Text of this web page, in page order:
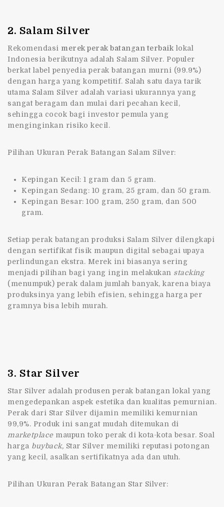
2. Salam Silver
Rekomendasi merek perak batangan terbaik lokal
Indonesia berikutnya adalah Salam Silver. Populer
berkat label penyedia perak batangan murni (99.9%)
dengan harga yang kompetitif. Salah satu daya tarik
utama Salam Silver adalah variasi ukurannya yang
sangat beragam dan mulai dari pecahan kecil,
sehingga cocok bagi investor pemula yang
menginginkan risiko kecil.
Pilihan Ukuran Perak Batangan Salam Silver:
Kepingan Kecil: 1 gram dan 5 gram.
Kepingan Sedang: 10 gram, 25 gram, dan 50 gram.
Kepingan Besar: 100 gram, 250 gram, dan 500
gram.
Setiap perak batangan produksi Salam Silver dilengkapi
dengan sertifikat fisik maupun digital sebagai upaya
perlindungan ekstra. Merek ini biasanya sering
menjadi pilihan bagi yang ingin melakukan stacking
(menumpuk) perak dalam jumlah banyak, karena biaya
produksinya yang lebih efisien, sehingga harga per
gramnya bisa lebih murah.
3. Star Silver
Star Silver adalah produsen perak batangan lokal yang
mengedepankan aspek estetika dan kualitas pemurnian.
Perak dari Star Silver dijamin memiliki kemurnian
99,9%. Produk ini sangat mudah ditemukan di
marketplacemaupun toko perak di kota-kota besar. Soal
harga buyback, Star Silver memiliki reputasi potongan
yang kecil, asalkan sertifikatnya ada dan utuh.
Pilihan Ukuran Perak Batangan Star Silver: